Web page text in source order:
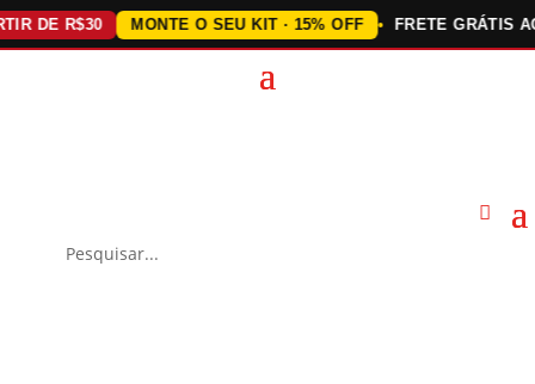
DE R$30 MONTE O SEU KIT · 15% OFF FRETE GRÁTIS